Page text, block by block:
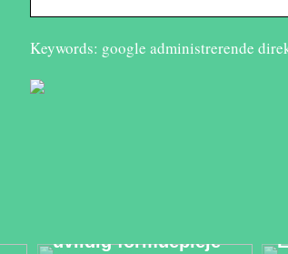
Keywords: google administrerende
uvildig formuepleje